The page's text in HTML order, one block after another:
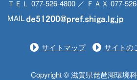
ＴＥＬ 077-526-4800 ／ ＦＡＸ 077-
MAIL
サイトマップ サイトの
Copyright © 滋賀県琵琶湖環境